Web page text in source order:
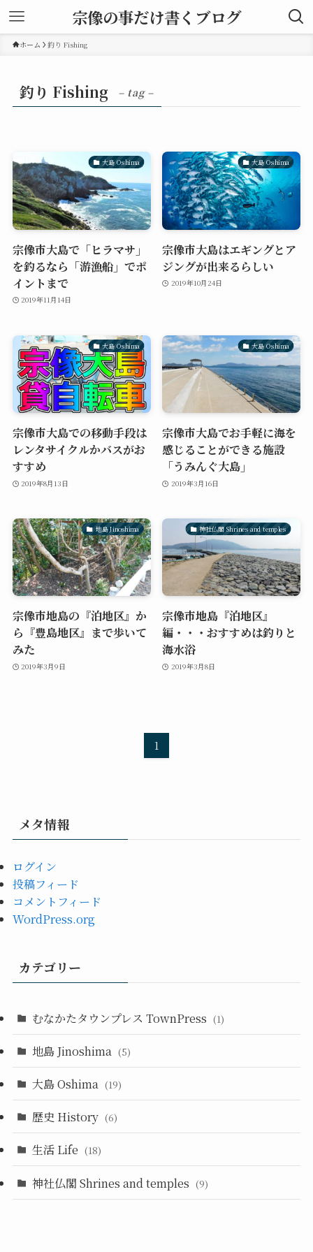
宗像の事だけ書くブログ
ホーム 釣り Fishing
釣り Fishing – tag –
大島 Oshima
宗像市大島で「ヒラマサ」
を釣るなら「游漁船」でポ
イントまで
2019年11月14日
大島 Oshima
宗像市大島はエギングとア
ジングが出来るらしい
2019年10月24日
大島 Oshima
宗像市大島での移動手段は
レンタサイクルかバスがお
すすめ
2019年8月13日
大島 Oshima
宗像市大島でお手軽に海を
感じることができる施設
「うみんぐ大島」
2019年3月16日
地島 Jinoshima
宗像市地島の『泊地区』か
ら『豊島地区』まで歩いて
みた
2019年3月9日
神社仏閣 Shrines and temples
宗像市地島『泊地区』
編・・・おすすめは釣りと
海水浴
2019年3月8日
1
メタ情報
ログイン
投稿フィード
コメントフィード
WordPress.org
カテゴリー
むなかたタウンプレス TownPress (1)
地島 Jinoshima (5)
大島 Oshima (19)
歴史 History (6)
生活 Life (18)
神社仏閣 Shrines and temples (9)